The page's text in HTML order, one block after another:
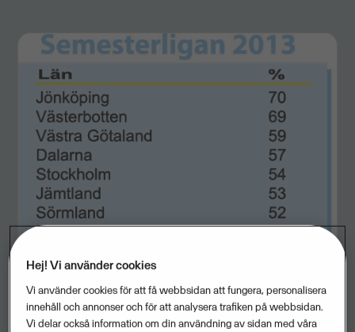
Hej! Vi använder cookies
Vi använder cookies för att få webbsidan att fungera, personalisera
innehåll och annonser och för att analysera trafiken på webbsidan.
Vi delar också information om din användning av sidan med våra